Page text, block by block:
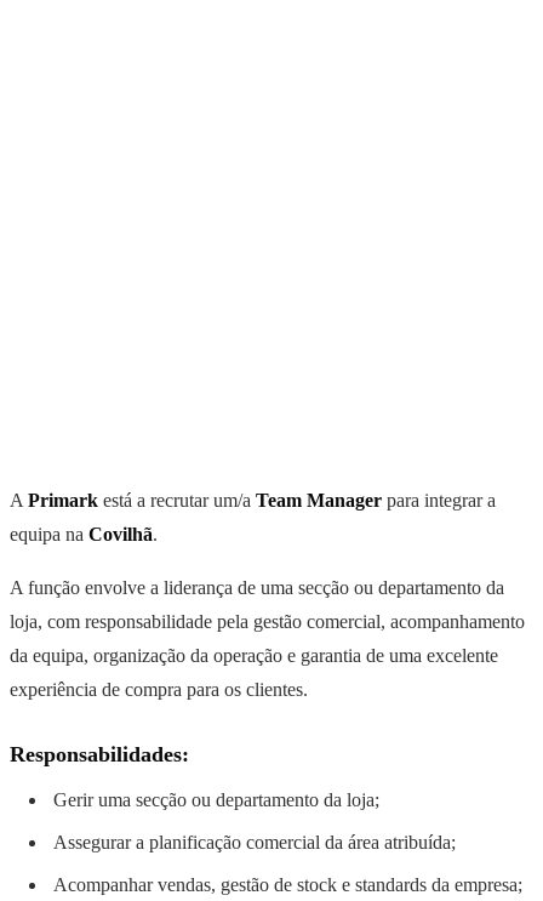
A Primark está a recrutar um/a Team Manager para integrar a
equipa na Covilhã.
A função envolve a liderança de uma secção ou departamento da
loja, com responsabilidade pela gestão comercial, acompanhamento
da equipa, organização da operação e garantia de uma excelente
experiência de compra para os clientes.
Responsabilidades:
Gerir uma secção ou departamento da loja;
Assegurar a planificação comercial da área atribuída;
Acompanhar vendas, gestão de stock e standards da empresa;